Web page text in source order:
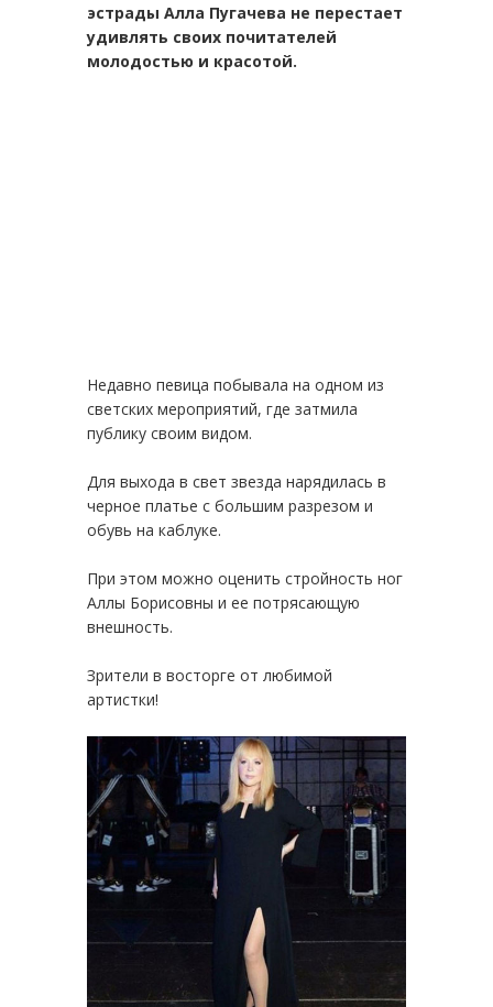
эстрады Алла Пугачева не перестает
удивлять своих почитателей
молодостью и красотой.
Недавно певица побывала на одном из
светских мероприятий, где затмила
публику своим видом.
Для выхода в свет звезда нарядилась в
черное платье с большим разрезом и
обувь на каблуке.
При этом можно оценить стройность ног
Аллы Борисовны и ее потрясающую
внешность.
Зрители в восторге от любимой
артистки!